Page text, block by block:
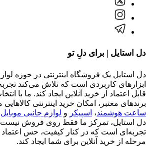
دل استایل | برای دلِ تو
دل استایل یک فروشگاه اینترنتی در حوزه
ابزارهای کاربردی است که تلاش می‌کند
قابل اعتماد از خرید آنلاین ایجاد کند. ما با
برندهای معتبر، امکان خرید اینترنتی کالاهایی
ساعت هوشمند، اسپیکر و لوازم جانبی موبایل
دل استایل، تمرکز ما فقط روی فروش
تجربه‌ای است که در کنار کیفیت، حس اعتماد
مرحله از خرید آنلاین برای شما ایجاد کند.